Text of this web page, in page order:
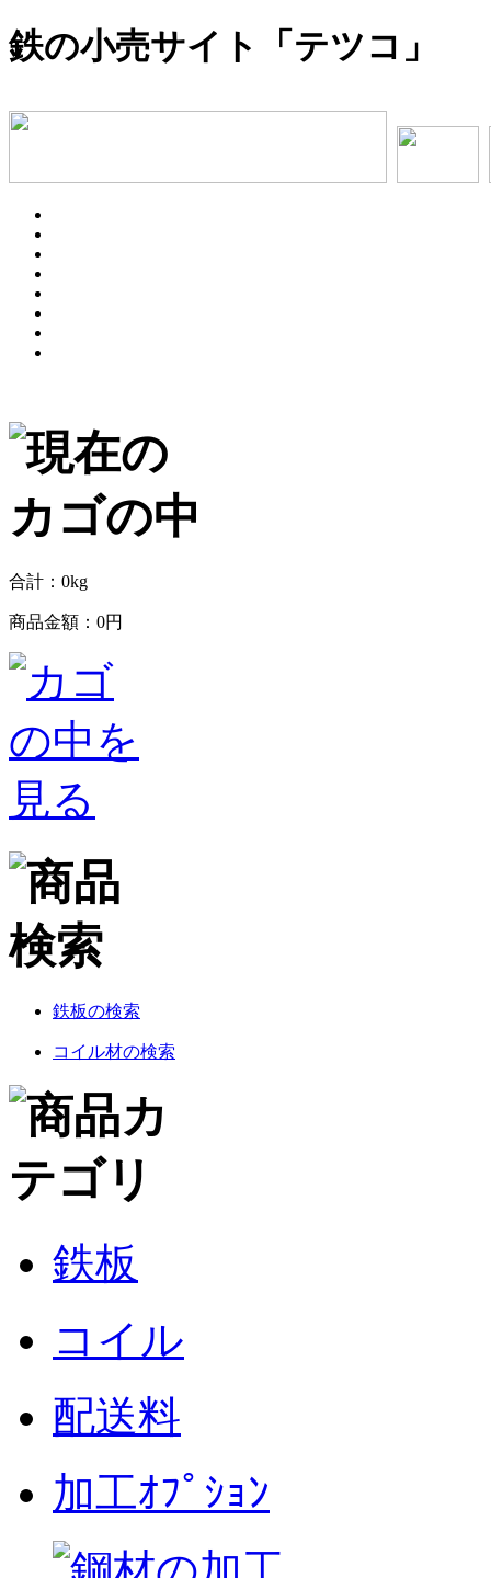
鉄の小売サイト「テツコ」
合計： 0kg
商品金額： 0円
鉄板の検索
コイル材の検索
鉄板
コイル
配送料
加工ｵﾌﾟｼｮﾝ